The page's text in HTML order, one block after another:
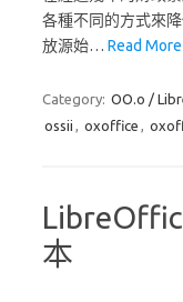
e
b
o
k
各種不同的方式來
放源始… Read
Category: OO.o /
ossii , oxoffice ,
本